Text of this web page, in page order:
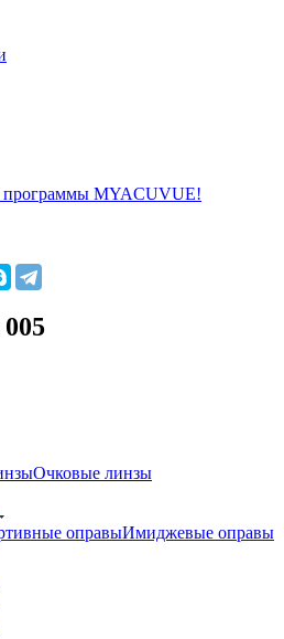
MYACUVUE!
Очковые линзы
оправыИмиджевые оправы